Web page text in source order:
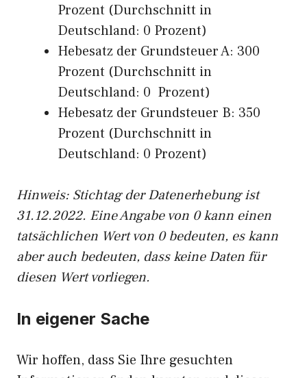
Prozent (Durchschnitt in
Deutschland: 0 Prozent)
Hebesatz der Grundsteuer A: 300
Prozent (Durchschnitt in
Deutschland: 0 Prozent)
Hebesatz der Grundsteuer B: 350
Prozent (Durchschnitt in
Deutschland: 0 Prozent)
Hinweis: Stichtag der Datenerhebung ist
31.12.2022. Eine Angabe von 0 kann einen
tatsächlichen Wert von 0 bedeuten, es kann
aber auch bedeuten, dass keine Daten für
diesen Wert vorliegen.
In eigener Sache
Wir hoffen, dass Sie Ihre gesuchten